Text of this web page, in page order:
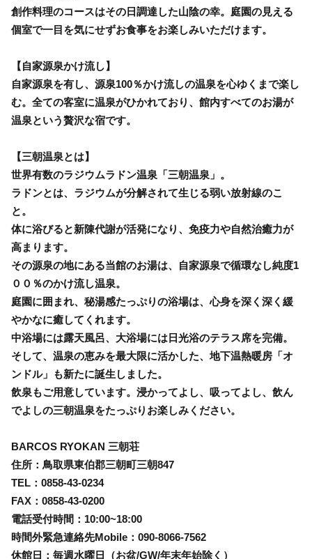
創作料理のコースはその日調達した山陰の幸。庭園の見える
個室で一目を気にせずお食事をお楽しみいただけます。
【自家源泉かけ流し】
自家源泉を有し、源泉100％かけ流しの温泉を心ゆくまで楽し
む。全ての客室に温泉がひかれており、館内すべてのお湯が
温泉という贅沢な宿です。
【三朝温泉とは】
世界有数のラジウムラドン温泉「三朝温泉」。
ラドンとは、ラジウムが分解されて生じる弱い放射線のこ
と。
体に浴びると新陳代謝が活発になり、免疫力や自然治癒力が
高まります。
その源泉の地にある当館のお湯は、自家源泉で循環なし純度1
００％のかけ流し温泉。
庭園に囲まれ、秘湯感たっぷりの浴場は、心身を深く深く緩
やかなに癒してくれます。
中浴場には露天風呂、大浴場には日光浴のテラス席を完備。
そして、温泉の恵みを最大限に活かした、地下温熱暖房「オ
ンドル」も新たに誕生しました。
飲泉もご用意しています。浸かってよし、吸ってよし、飲ん
でよしの三朝温泉をたっぷりお楽しみください。
BARCOS RYOKAN 三朝荘
住所：鳥取県東伯郡三朝町三朝847
TEL：0858-43-0234
FAX：0858-43-0200
電話受付時間：10:00~18:00
時間外緊急連絡先Mobile：090-8066-7562
休館日：毎週水曜日（お盆/GW/年末年始除く）